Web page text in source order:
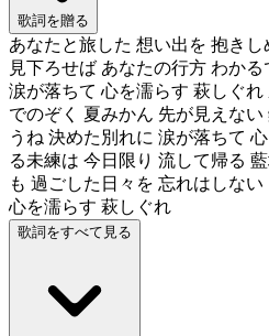
歌詞を贈る
あなたと旅した 想い出を 抱き
見下ろせば あなたの行方 わか
涙が落ちて 心を濡らす 萩しぐ
でのぞく 夏みかん 先が見えな
うね 決めた別れに 涙が落ちて
る未練は 今日限り 流して帰る
も 過ごした日々を 忘れはしな
心を濡らす 萩しぐれ
歌詞をすべて見る